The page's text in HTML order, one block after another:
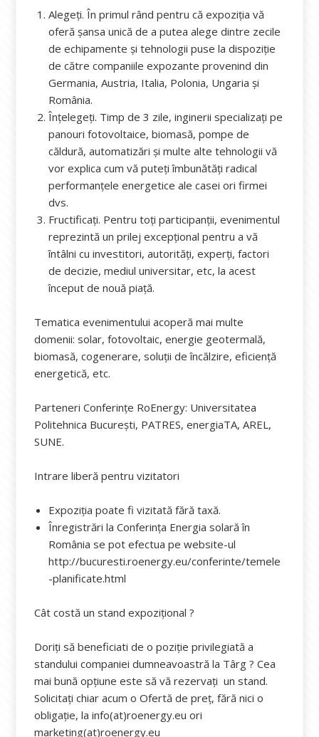
Alegeți. În primul rând pentru că expoziția vă
oferă șansa unică de a putea alege dintre zecile
de echipamente și tehnologii puse la dispoziție
de către companiile expozante provenind din
Germania, Austria, Italia, Polonia, Ungaria și
România.
Înțelegeți. Timp de 3 zile, inginerii specializați pe
panouri fotovoltaice, biomasă, pompe de
căldură, automatizări și multe alte tehnologii vă
vor explica cum vă puteți îmbunătăți radical
performanțele energetice ale casei ori firmei
dvs.
Fructificați. Pentru toți participanții, evenimentul
reprezintă un prilej excepțional pentru a vă
întâlni cu investitori, autorități, experți, factori
de decizie, mediul universitar, etc, la acest
început de nouă piață.
Tematica evenimentului acoperă mai multe
domenii: solar, fotovoltaic, energie geotermală,
biomasă, cogenerare, soluții de încălzire, eficiență
energetică, etc.
Parteneri Conferințe RoEnergy: Universitatea
Politehnica București, PATRES, energiaTA, AREL,
SUNE.
Intrare liberă pentru vizitatori
Expoziția poate fi vizitată fără taxă.
Înregistrări la Conferința Energia solară în
România se pot efectua pe website-ul
http://bucuresti.roenergy.eu/conferinte/temele
-planificate.html
Cât costă un stand expozițional ?
Doriți să beneficiati de o poziție privilegiată a
standului companiei dumneavoastră la Târg ? Cea
mai bună opțiune este să vă rezervați un stand.
Solicitați chiar acum o Ofertă de preț, fără nici o
obligație, la info(at)roenergy.eu ori
marketing(at)roenergy.eu